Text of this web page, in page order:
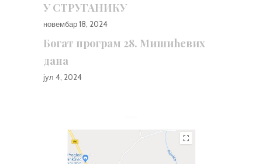
У СТРУГАНИКУ
новембар 18, 2024
Богат програм 28. Мишићевих
дана
јул 4, 2024